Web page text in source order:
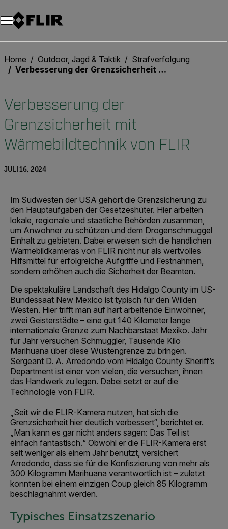
Unread messages
Modell
Entfernen
Elemente
Element
In den Warenkorb
Im Warenkorb
Home Outdoor, Jagd & Taktik
Strafverfolgung
Verbesserung der Grenzsicherheit mit Wärmebildtechnik von FLIR
Verbesserung der
Grenzsicherheit mit
Wärmebildtechnik von FLIR
JULI 16, 2024
Im Südwesten der USA gehört die Grenzsicherung zu
den Hauptaufgaben der Gesetzeshüter. Hier arbeiten
lokale, regionale und staatliche Behörden zusammen,
um Anwohner zu schützen und dem Drogenschmuggel
Einhalt zu gebieten. Dabei erweisen sich die handlichen
Wärmebildkameras von FLIR nicht nur als wertvolles
Hilfsmittel für erfolgreiche Aufgriffe und Festnahmen,
sondern erhöhen auch die Sicherheit der Beamten.
Die spektakuläre Landschaft des Hidalgo County im US-
Bundessaat New Mexico ist typisch für den Wilden
Westen. Hier trifft man auf hart arbeitende Einwohner,
zwei Geisterstädte – eine gut 140 Kilometer lange
internationale Grenze zum Nachbarstaat Mexiko. Jahr
für Jahr versuchen Schmuggler, Tausende Kilo
Marihuana über diese Wüstengrenze zu bringen.
Sergeant D. A. Arredondo vom Hidalgo County Sheriff’s
Department ist einer von vielen, die versuchen, ihnen
das Handwerk zu legen. Dabei setzt er auf die
Technologie von FLIR.
„Seit wir die FLIR-Kamera nutzen, hat sich die
Grenzsicherheit hier deutlich verbessert“, berichtet er.
„Man kann es gar nicht anders sagen: Das Teil ist
einfach fantastisch.“ Obwohl er die FLIR-Kamera erst
seit weniger als einem Jahr benutzt, versichert
Arredondo, dass sie für die Konfiszierung von mehr als
300 Kilogramm Marihuana verantwortlich ist – zuletzt
konnten bei einem einzigen Coup gleich 85 Kilogramm
beschlagnahmt werden.
Typisches Einsatzszenario